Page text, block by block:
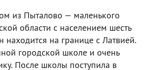
из Пыталово — маленького
области с населением шесть
находится на границе с Латвией.
городской школе и очень
После школы поступила в